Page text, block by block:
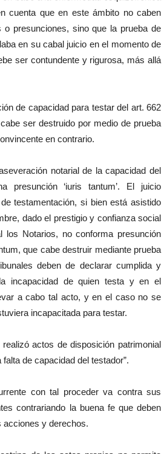
cuenta que en este ámbito no caben
o presunciones, sino que la prueba de
en su cabal juicio en el momento de
ser contundente y rigurosa, más allá
de capacidad para testar del art. 662
cabe ser destruido por medio de prueba
en contrario.
notarial de la capacidad del
presunción ‘iuris tantum’. El juicio
testamentación, si bien está asistido
dado el prestigio y confianza social
los Notarios, no conforma presunción
que cabe destruir mediante prueba
deben de declarar cumplida y
incapacidad de quien testa y en el
a cabo tal acto, y en el caso no se
incapacitada para testar.
actos de disposición patrimonial
de capacidad del testador”.
con tal proceder va contra sus
contrariando la buena fe que deben
acciones y derechos.